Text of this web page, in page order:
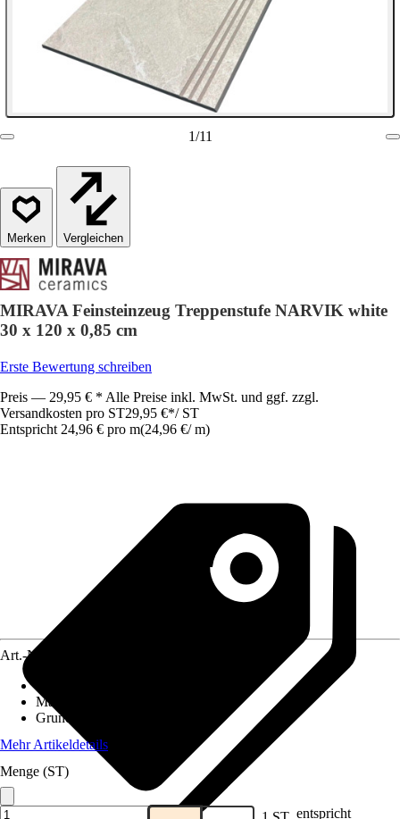
1/11
Vergleichen
MIRAVA Feinsteinzeug Treppenstufe NARVIK white
30 x 120 x 0,85 cm
Erste Bewertung schreiben
Preis — 29,95 € * Alle Preise inkl. MwSt. und ggf. zzgl.
Versandkosten pro ST29,95 €*/ ST
Entspricht 24,96 € pro m(24,96 €/ m)
Art.-Nr.
Material
Grundfarbe
Mehr Artikeldetails
Menge (ST)
entspricht